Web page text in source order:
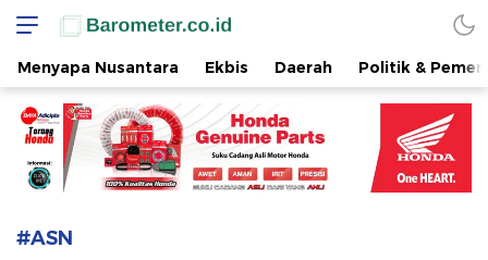
www.barometer.co.id
Berita Terkini di Sulawesi Utara
Menyapa Nusantara Ekbis Daerah Politik &
#ASN